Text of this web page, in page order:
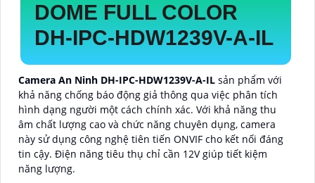
DOME FULL COLOR
DH-IPC-HDW1239V-A-IL
Camera An Ninh DH-IPC-HDW1239V-A-IL sản phẩm với
khả năng chống báo động giả thông qua việc phân tích
hình dạng người một cách chính xác. Với khả năng thu
âm chất lượng cao và chức năng chuyên dụng, camera
này sử dụng công nghệ tiên tiến ONVIF cho kết nối đáng
tin cậy. Điện năng tiêu thụ chỉ cần 12V giúp tiết kiệm
năng lượng.